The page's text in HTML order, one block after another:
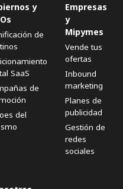
y
de
SaaS
de
del
Empresas
y
Mipymes
Vende tus
ofertas
Inbound
marketing
Planes de
publicidad
Gestión de
redes
sociales